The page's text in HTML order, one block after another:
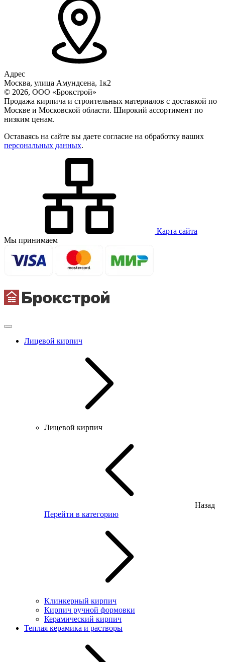
Адрес
Москва, улица Амундсена, 1к2
© 2026, ООО «Брокстрой»
Продажа кирпича и строительных материалов с доставкой по
Москве и Московской области. Широкий ассортимент по
низким ценам.
Оставаясь на сайте вы даете согласие на обработку ваших
персональных данных.
Карта сайта
Мы принимаем
Лицевой кирпич
Лицевой кирпич
Назад
Перейти в категорию
Клинкерный кирпич
Кирпич ручной формовки
Керамический кирпич
Теплая керамика и растворы